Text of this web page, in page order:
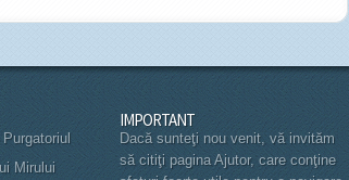
Mirului
IMPORTANT
Dacă sunteţi nou venit, vă invităm
să citiţi pagina Ajutor, care conţine